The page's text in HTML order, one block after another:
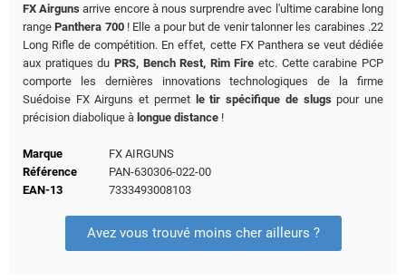
FX Airguns arrive encore à nous surprendre avec l'ultime carabine long
rangePanthera 700! Elle a pour but de venir talonner les carabines .22
Long Rifle de compétition. En effet, cette FX Panthera se veut dédiée
aux pratiques du PRS, Bench Rest, Rim Fire etc. Cette carabine PCP
comporte les dernières innovations technologiques de la firme
Suédoise FX Airguns et permet le tir spécifique de slugspour une
précision diabolique à longue distance !
Marque
FX AIRGUNS
Référence
PAN-630306-022-00
EAN-13
7333493008103
Avez vous trouvé moins cher ailleurs ?